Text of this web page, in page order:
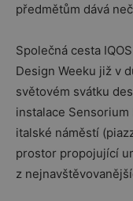
předmětům dává
Společná cesta
Design Weeku již v
světovém svátku
instalace
italské náměstí
prostor propojující
z